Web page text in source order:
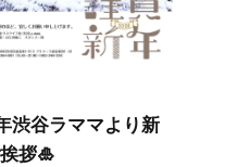
渋谷ラママより新
拶🎍